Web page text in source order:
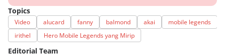
Topics
Video alucard fanny balmond akai
mobile legends
irithel
Hero Mobile Legends yang Mirip
Editorial Team